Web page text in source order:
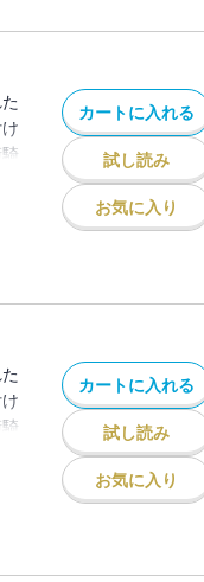
カートに入れる
試し読み
お気に入り
カートに入れる
試し読み
お気に入り